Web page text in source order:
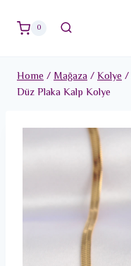
0
Home/Mağaza/Kolye/
Düz Plaka Kalp Kolye